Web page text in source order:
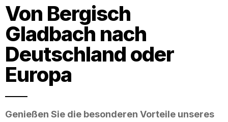
Von Bergisch
Gladbach nach
Deutschland oder
Europa
Genießen Sie die besonderen Vorteile unseres